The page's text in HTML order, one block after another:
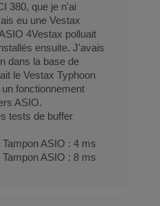
380, que je n'ai
eu une Vestax
4Vestax polluait
ensuite. J'avais
dans la base de
le Vestax Typhoon
fonctionnement
ASIO.
tests de buffer
ASIO : 4 ms
ASIO : 8 ms